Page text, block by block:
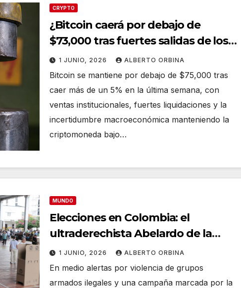
CRYPTO
¿Bitcoin caerá por debajo de
$73,000 tras fuertes salidas de los
ETF?
1 JUNIO, 2026 ALBERTO ORBINA
Bitcoin se mantiene por debajo de $75,000 tras
caer más de un 5% en la última semana, con
ventas institucionales, fuertes liquidaciones y la
incertidumbre macroeconómica manteniendo la
criptomoneda bajo…
MUNDO
Elecciones en Colombia: el
ultraderechista Abelardo de la
Espriella se impuso al oficialista
Iván Cepeda, pero habrá balotaje
1 JUNIO, 2026 ALBERTO ORBINA
En medio alertas por violencia de grupos
armados ilegales y una campaña marcada por la